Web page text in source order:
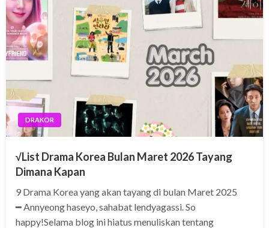
DRAKOR
√List Drama Korea Bulan Maret 2026 Tayang
Dimana Kapan
9 Drama Korea yang akan tayang di bulan Maret 2025
━ Annyeong haseyo, sahabat lendyagassi. So
happy!Selama blog ini hiatus menuliskan tentang